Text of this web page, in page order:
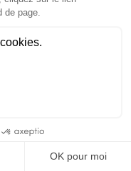
:
Canyon S